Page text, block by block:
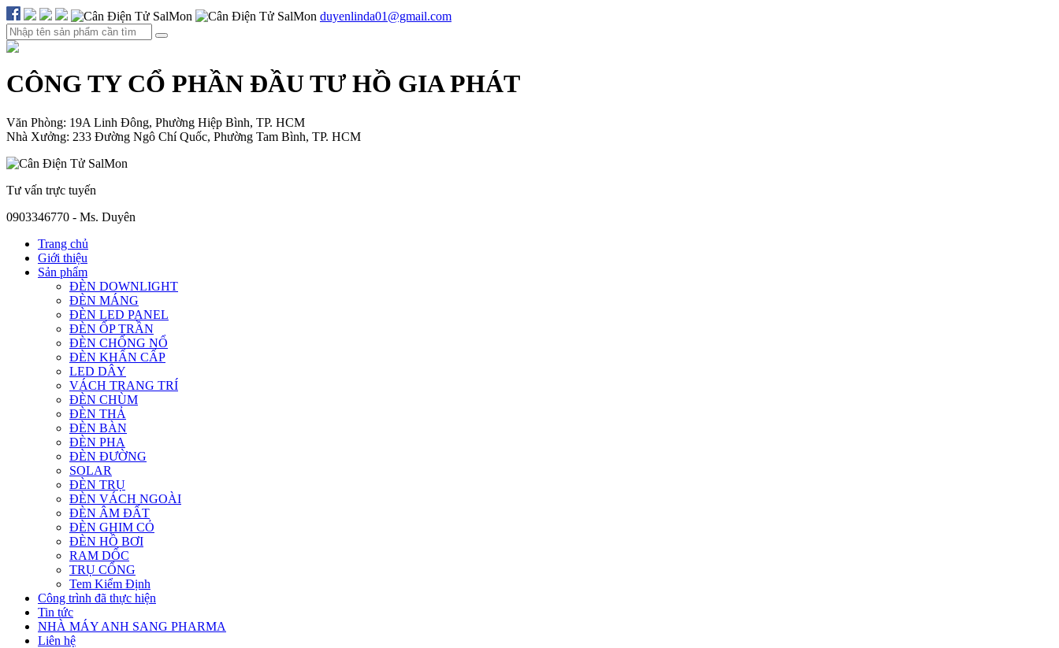
duyenlinda01@gmail.com
CÔNG TY CỔ PHẦN ĐẦU TƯ HỒ GIA PHÁT
Văn Phòng: 19A Linh Đông, Phường Hiệp Bình, TP. HCM
Nhà Xưởng: 233 Đường Ngô Chí Quốc, Phường Tam Bình, TP. HCM
Tư vấn trực tuyến
0903346770 - Ms. Duyên
Trang chủ
Giới thiệu
Sản phẩm
ĐÈN DOWNLIGHT
ĐÈN MÁNG
ĐÈN LED PANEL
ĐÈN ỐP TRẦN
ĐÈN CHỐNG NỔ
ĐÈN KHẨN CẤP
LED DÂY
VÁCH TRANG TRÍ
ĐÈN CHÙM
ĐÈN THẢ
ĐÈN BÀN
ĐÈN PHA
ĐÈN ĐƯỜNG
SOLAR
ĐÈN TRỤ
ĐÈN VÁCH NGOÀI
ĐÈN ÂM ĐẤT
ĐÈN GHIM CỎ
ĐÈN HỒ BƠI
RAM DỐC
TRỤ CỔNG
Tem Kiểm Định
Công trình đã thực hiện
Tin tức
NHÀ MÁY ANH SANG PHARMA
Liên hệ